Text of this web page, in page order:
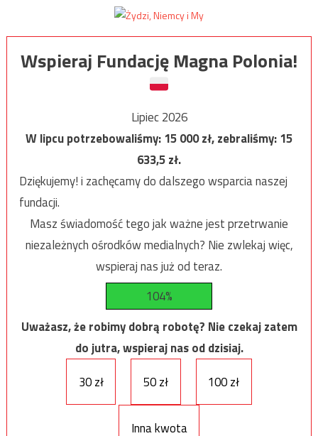
Wspieraj Fundację Magna Polonia!
Lipiec 2026
W lipcu potrzebowaliśmy:15 000zł, zebraliśmy:15
633,5zł.
Dziękujemy! i zachęcamy do dalszego wsparcia naszej
fundacji.
Masz świadomość tego jak ważne jest przetrwanie
niezależnych ośrodków medialnych? Nie zwlekaj więc,
wspieraj nas już od teraz.
104%
Uważasz, że robimy dobrą robotę? Nie czekaj zatem
do jutra, wspieraj nas od dzisiaj.
30 zł
50 zł 100 zł
Inna kwota